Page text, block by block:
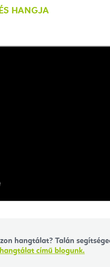
HANGJA
hangtálat? Talán
című blogunk.